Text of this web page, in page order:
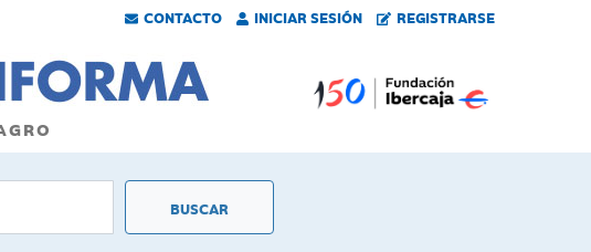
CONTACTO INICIAR SESIÓN REGISTRARSE